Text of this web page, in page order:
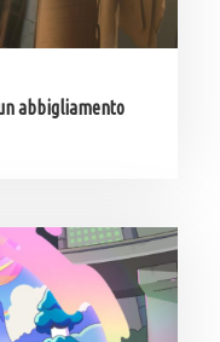
abbigliamento